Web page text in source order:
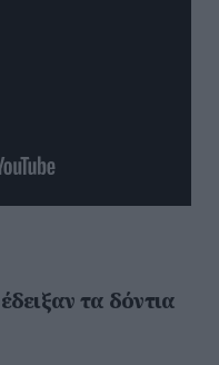
τα δόντια